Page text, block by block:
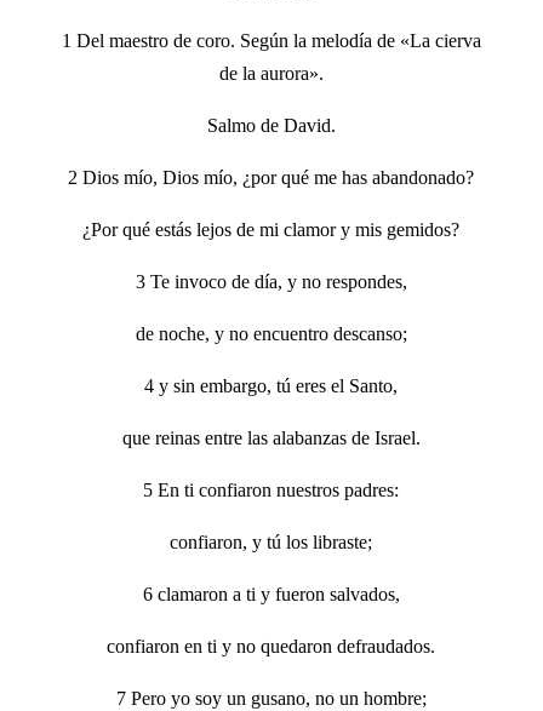
1 Del maestro de coro. Según la melodía de «La cierva
de la aurora».
Salmo de David.
2 Dios mío, Dios mío, ¿por qué me has abandonado?
¿Por qué estás lejos de mi clamor y mis gemidos?
3 Te invoco de día, y no respondes,
de noche, y no encuentro descanso;
4 y sin embargo, tú eres el Santo,
que reinas entre las alabanzas de Israel.
5 En ti confiaron nuestros padres:
confiaron, y tú los libraste;
6 clamaron a ti y fueron salvados,
confiaron en ti y no quedaron defraudados.
7 Pero yo soy un gusano, no un hombre;